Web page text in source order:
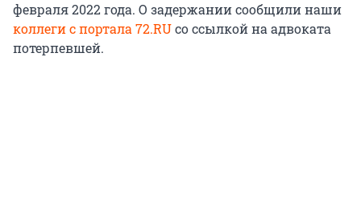
февраля 2022 года. О задержании сообщили наши
коллеги с портала 72.RUсо ссылкой на адвоката
потерпевшей.